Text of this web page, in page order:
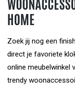
HOME
Zoek jij nog een
direct je favoriete
online meubelwinkel
trendy